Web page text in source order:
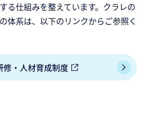
る仕組みを整えています。クラレの
体系は、以下のリンクからご参照く
・人材育成制度